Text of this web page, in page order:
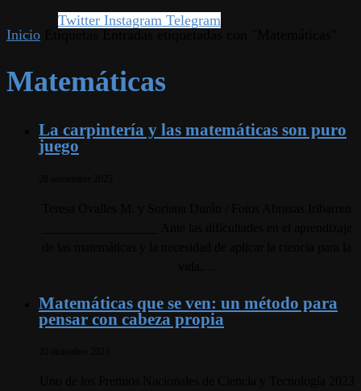
Twitter Instagram Telegram
Inicio
Matemáticas
La carpintería y las matemáticas son puro
juego
Matemáticas que se ven: un método para
pensar con cabeza propia